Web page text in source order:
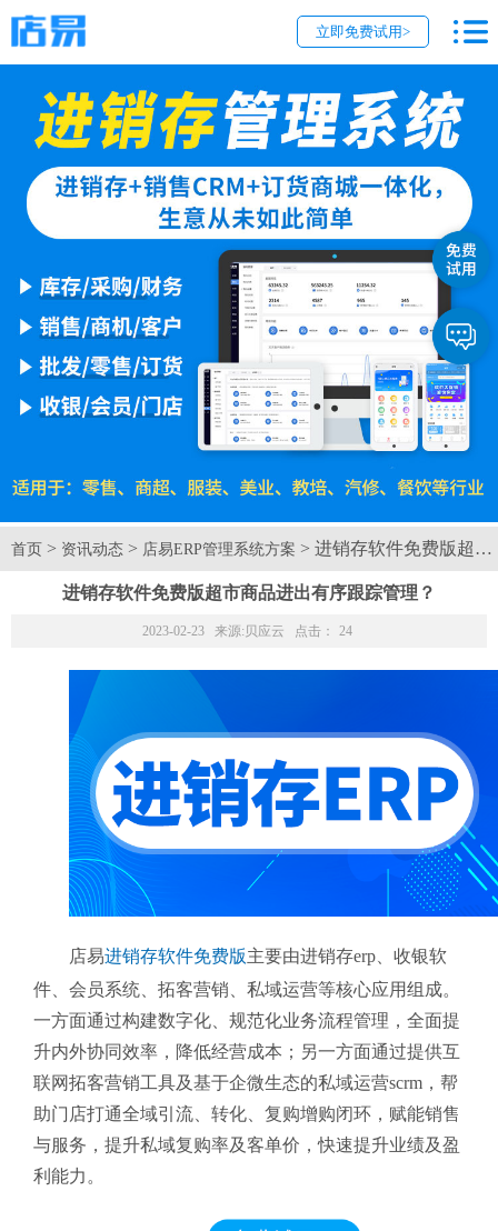
立即免费试用>
首页 > 资讯动态 > 店易ERP管理系统方案 > 进销存软件免费版超
进销存软件免费版超市商品进出有序跟踪管理？
2023-02-23 来源: 贝应云 点击： 24
店易进销存软件免费版主要由进销存erp、收银软
件、会员系统、拓客营销、私域运营等核心应用组成。
一方面通过构建数字化、规范化业务流程管理，全面提
升内外协同效率，降低经营成本；另一方面通过提供互
联网拓客营销工具及基于企微生态的私域运营scrm，帮
助门店打通全域引流、转化、复购增购闭环，赋能销售
与服务，提升私域复购率及客单价，快速提升业绩及盈
利能力。